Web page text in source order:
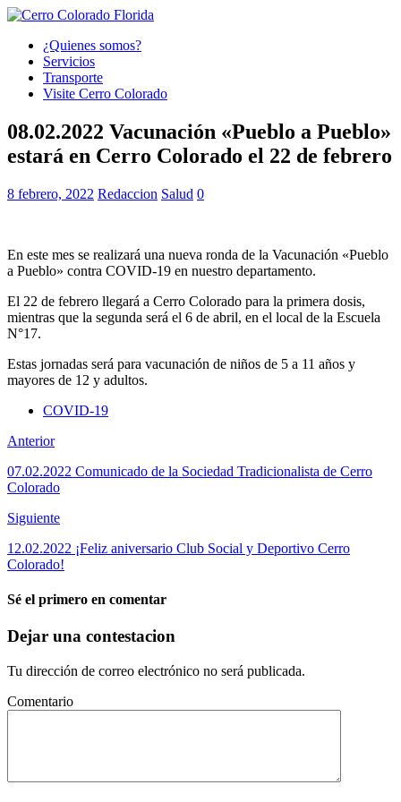
¿Quienes somos?
Servicios
Transporte
Visite Cerro Colorado
08.02.2022 Vacunación «Pueblo a Pueblo»
estará en Cerro Colorado el 22 de febrero
8 febrero, 2022 Redaccion Salud 0
En este mes se realizará una nueva ronda de la Vacunación «Pueblo
a Pueblo» contra COVID-19 en nuestro departamento.
El 22 de febrero llegará a Cerro Colorado para la primera dosis,
mientras que la segunda será el 6 de abril, en el local de la Escuela
N°17.
Estas jornadas será para vacunación de niños de 5 a 11 años y
mayores de 12 y adultos.
COVID-19
Anterior
07.02.2022 Comunicado de la Sociedad Tradicionalista de Cerro
Colorado
Siguiente
12.02.2022 ¡Feliz aniversario Club Social y Deportivo Cerro
Colorado!
Sé el primero en comentar
Dejar una contestacion
Tu dirección de correo electrónico no será publicada.
Comentario